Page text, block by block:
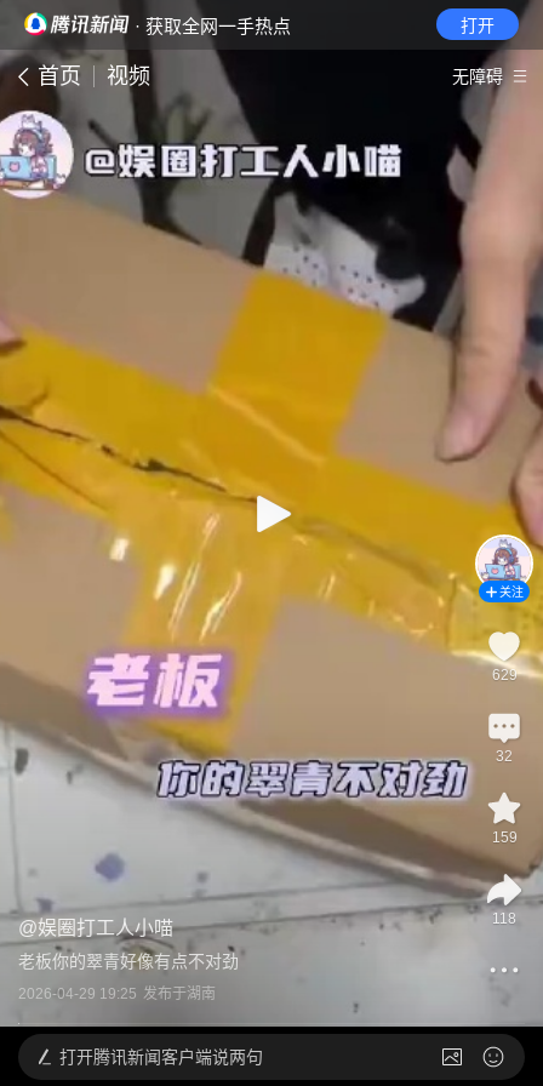
· 获取全网一手热点 打开
首页 视频 无障碍
@娱圈打工人小喵
老板你的翠青好像有点不对劲
2026-04-29 19:25 发布于湖南
关注
629
32
159
118
打开腾讯新闻客户端说两句